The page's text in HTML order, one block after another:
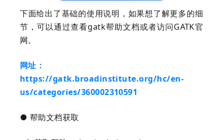
下面给出了基础的使用说明，如果想了解更多的细
节，可以通过查看gatk帮助文档或者访问GATK官
网。
网址：
https://gatk.broadinstitute.org/hc/en-
us/categories/360002310591
● 帮助文档获取